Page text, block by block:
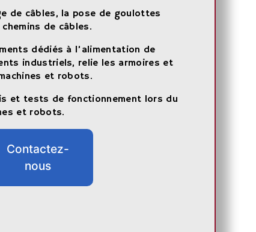
de câbles, la pose de goulottes
de câbles.
dédiés à l’alimentation de
industriels, relie les armoires et
et robots.
et tests de fonctionnement lors du
et robots.
Contactez-
nous